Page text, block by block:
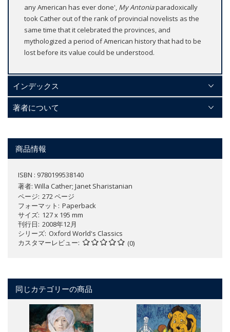
any American has ever done', My Antoniaparadoxically
took Cather out of the rank of provincial novelists as the
same time that it celebrated the provinces, and
mythologized a period of American history that had to be
lost before its value could be understood.
インデックス
著者について
商品情報
ISBN : 9780199538140
著者: Willa Cather; Janet Sharistanian
ページ 272 ページ
フォーマット
Paperback
サイズ 127 x 195 mm
刊行日 2008年12月
シリーズ Oxford World's Classics
カスタマーレビュー
(0)
同じカテゴリーの商品